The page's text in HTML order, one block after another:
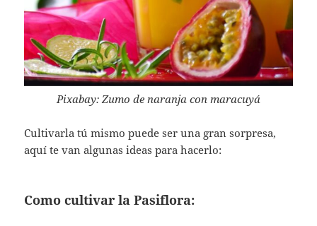
Pixabay: Zumo de naranja con maracuyá
Cultivarla tú mismo puede ser una gran sorpresa,
aquí te van algunas ideas para hacerlo:
Como cultivar la Pasiflora: